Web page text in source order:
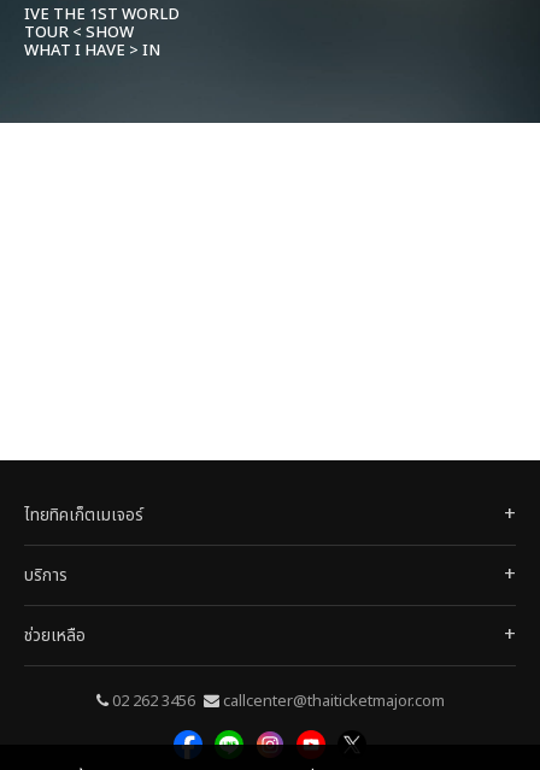
IVE THE 1ST WORLD
TOUR < SHOW
WHAT I HAVE > IN
ไทยทิคเก็ตเมเจอร์
บริการ
ช่วยเหลือ
02 262 3456 callcenter@thaiticketmajor.com